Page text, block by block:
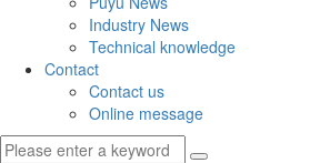
Industry News
Technical knowledge
Contact
Contact us
Online message